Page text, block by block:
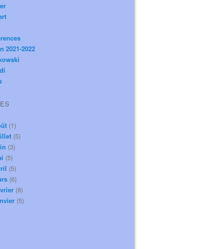
2021-2022
(1)
(5)
(3)
(5)
(5)
(6)
(8)
(5)